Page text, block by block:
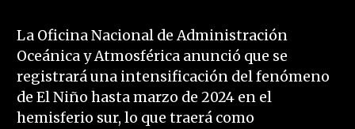
La Oficina Nacional de Administración
Oceánica y Atmosférica anunció que se
registrará una intensificación del fenómeno
de El Niño hasta marzo de 2024 en el
hemisferio sur, lo que traerá como